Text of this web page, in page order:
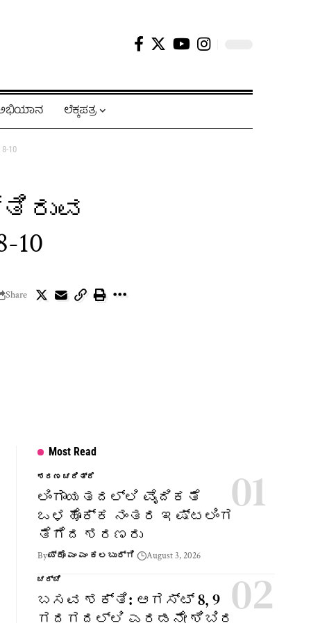
ಅಭಿಯಾನ ಲೆಕ್ಕಪತ್ರ
10
Share
Most Read
ಶರಣ ಚರಿತ್ರೆ
ಲಿಂಗಾಯತದಲ್ಲಿ ವೈದಿಕತೆ
ಒಳಹೊಕ್ಕ ನಂತರ ಇಷ್ಟಲಿಂಗ
ತೆಗೆದ ಶರಣರು
Byಪ್ರೊ ಎಂ ಎಂ ಕಲಬುರ್ಗಿ August 3, 2026
ಚರ್ಚೆ
ಬಸವ ಶಕ್ತಿ: ಆಗಸ್ಟ್ 8, 9
ಗದಗದಲ್ಲಿ ಎರಡನೇ ಶಿಬಿರ